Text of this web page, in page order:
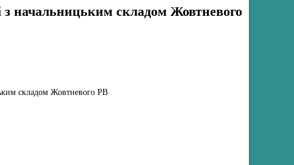
начальницьким складом Жовтневого
складом Жовтневого РВ